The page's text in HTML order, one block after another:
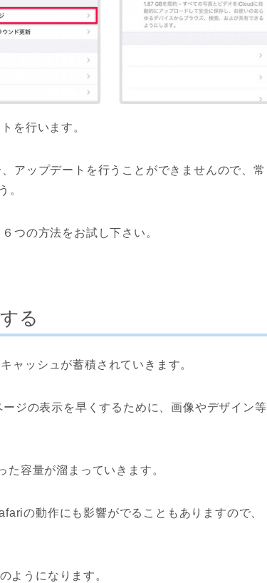
を行います。
アップデートを行うことができませんので、常
。
つの方法をお試し下さい。
る
ャッシュが蓄積されていきます。
ジの表示を早くするために、画像やデザイン等
容量が溜まっていきます。
の動作にも影響がでることもありますので、
ようになります。